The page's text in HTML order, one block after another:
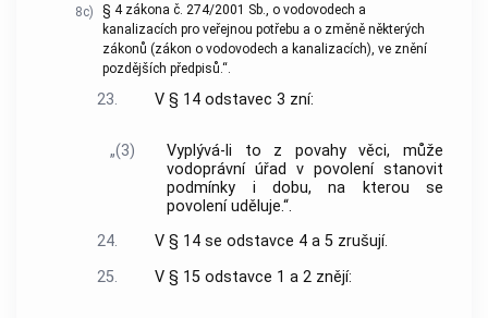
8c)
§ 4 zákona č. 274/2001 Sb., o vodovodech a
kanalizacích pro veřejnou potřebu a o změně některých
zákonů (zákon o vodovodech a kanalizacích), ve znění
pozdějších předpisů.“.
23. V § 14 odstavec 3 zní:
„(3)
Vyplývá-li to z povahy věci, může
vodoprávní úřad v povolení stanovit
podmínky i dobu, na kterou se
povolení uděluje.“.
24.
V § 14 se odstavce 4 a 5 zrušují.
25.
V § 15 odstavce 1 a 2 znějí: